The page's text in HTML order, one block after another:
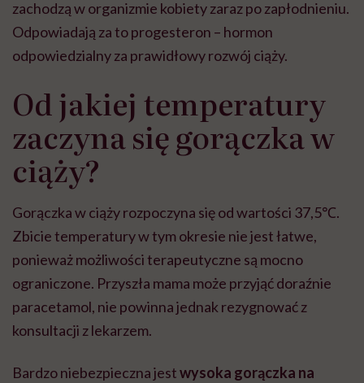
zachodzą w organizmie kobiety zaraz po zapłodnieniu.
Odpowiadają za to progesteron – hormon
odpowiedzialny za prawidłowy rozwój ciąży.
Od jakiej temperatury
zaczyna się gorączka w
ciąży?
Gorączka w ciąży rozpoczyna się od wartości 37,5℃.
Zbicie temperatury w tym okresie nie jest łatwe,
ponieważ możliwości terapeutyczne są mocno
ograniczone. Przyszła mama może przyjąć doraźnie
paracetamol, nie powinna jednak rezygnować z
konsultacji z lekarzem.
Bardzo niebezpieczna jestwysoka gorączka na